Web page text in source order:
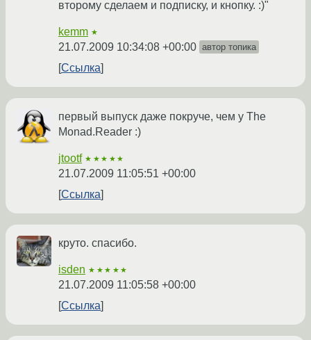
второму сделаем и подписку, и кнопку. :)"
kemm ★
21.07.2009 10:34:08 +00:00 автор топика
Ссылка
первый выпуск даже покруче, чем у The
Monad.Reader :)
jtootf ★★★★★
21.07.2009 11:05:51 +00:00
Ссылка
круто. спасибо.
isden ★★★★★
21.07.2009 11:05:58 +00:00
Ссылка